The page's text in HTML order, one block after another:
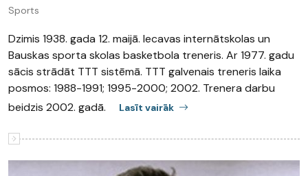
Sports
Dzimis 1938. gada 12. maijā. Iecavas internātskolas un
Bauskas sporta skolas basketbola treneris. Ar 1977. gadu
sācis strādāt TTT sistēmā. TTT galvenais treneris laika
posmos: 1988-1991; 1995-2000; 2002. Trenera darbu
beidzis 2002. gadā.
Lasīt vairāk